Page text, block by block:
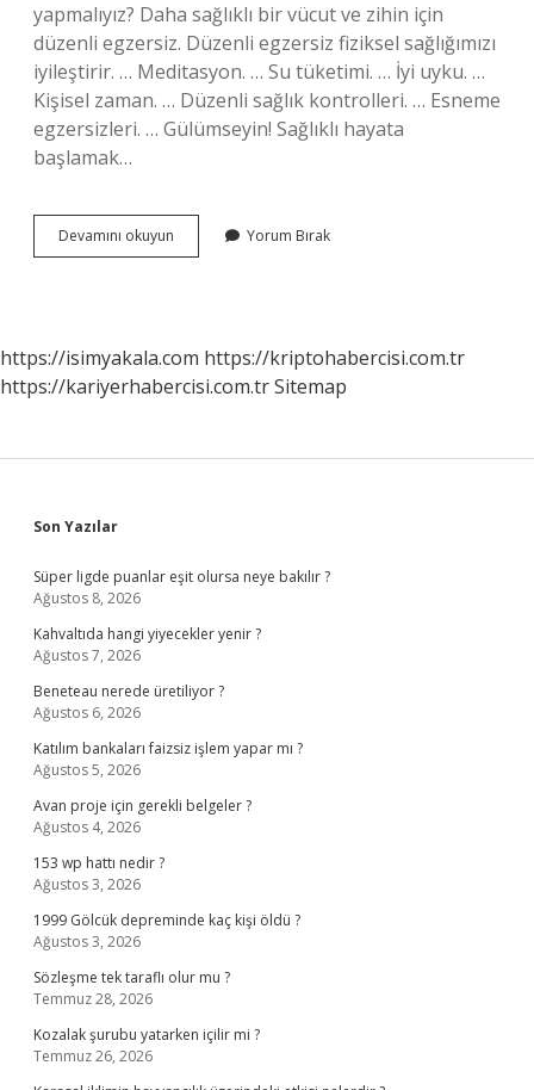
yapmalıyız? Daha sağlıklı bir vücut ve zihin için
düzenli egzersiz. Düzenli egzersiz fiziksel sağlığımızı
iyileştirir. … Meditasyon. … Su tüketimi. … İyi uyku. …
Kişisel zaman. … Düzenli sağlık kontrolleri. … Esneme
egzersizleri. … Gülümseyin! Sağlıklı hayata
başlamak…
Devamını okuyun
Sağlıklı
Yorum Bırak
https://isimyakala.com https://kriptohabercisi.com.tr
https://kariyerhabercisi.com.trSitemap
Sidebar
Son Yazılar
Süper ligde puanlar eşit olursa neye bakılır ?
Ağustos 8, 2026
Kahvaltıda hangi yiyecekler yenir ?
Ağustos 7, 2026
Beneteau nerede üretiliyor ?
Ağustos 6, 2026
Katılım bankaları faizsiz işlem yapar mı ?
Ağustos 5, 2026
Avan proje için gerekli belgeler ?
Ağustos 4, 2026
153 wp hattı nedir ?
Ağustos 3, 2026
1999 Gölcük depreminde kaç kişi öldü ?
Ağustos 3, 2026
Sözleşme tek taraflı olur mu ?
Temmuz 28, 2026
Kozalak şurubu yatarken içilir mi ?
Temmuz 26, 2026